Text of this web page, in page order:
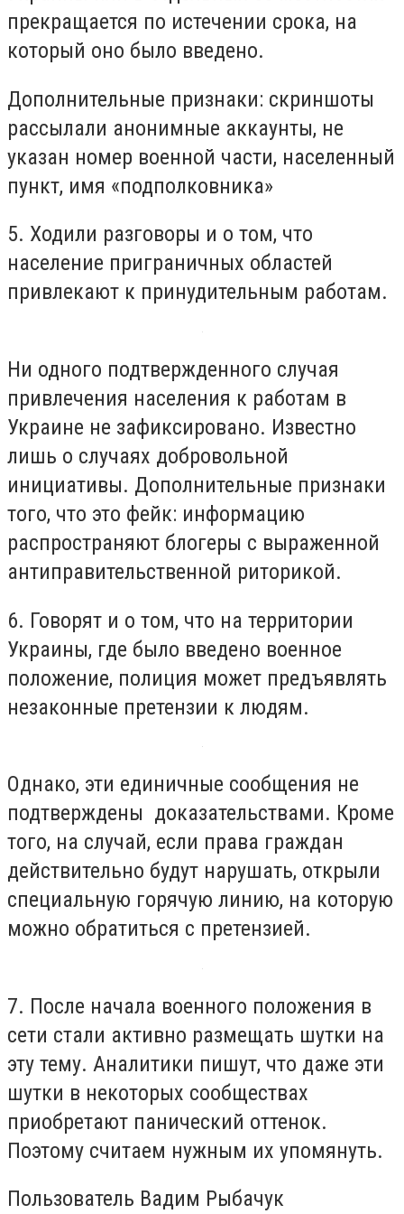
прекращается по истечении срока, на
который оно было введено.
Дополнительные признаки: скриншоты
рассылали анонимные аккаунты, не
указан номер военной части, населенный
пункт, имя «подполковника»
5. Ходили разговоры и о том, что
население приграничных областей
привлекают к принудительным работам.
Ни одного подтвержденного случая
привлечения населения к работам в
Украине не зафиксировано. Известно
лишь о случаях добровольной
инициативы. Дополнительные признаки
того, что это фейк: информацию
распространяют блогеры с выраженной
антиправительственной риторикой.
6. Говорят и о том, что на территории
Украины, где было введено военное
положение, полиция может предъявлять
незаконные претензии к людям.
Однако, эти единичные сообщения не
подтверждены доказательствами. Кроме
того, на случай, если права граждан
действительно будут нарушать, открыли
специальную горячую линию, на которую
можно обратиться с претензией.
7. После начала военного положения в
сети стали активно размещать шутки на
эту тему. Аналитики пишут, что даже эти
шутки в некоторых сообществах
приобретают панический оттенок.
Поэтому считаем нужным их упомянуть.
Пользователь Вадим Рыбачук